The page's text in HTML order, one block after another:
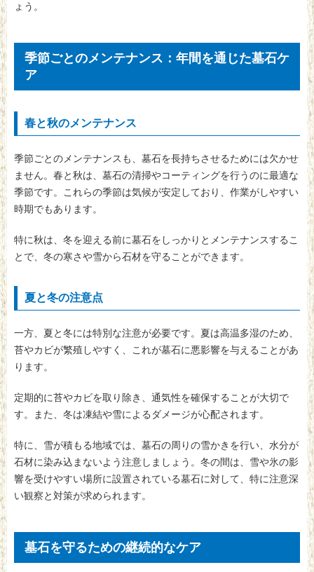
ょう。
季節ごとのメンテナンス：年間を通じた墓石ケ
ア
春と秋のメンテナンス
季節ごとのメンテナンスも、墓石を長持ちさせるためには欠かせ
ません。春と秋は、墓石の清掃やコーティングを行うのに最適な
季節です。これらの季節は気候が安定しており、作業がしやすい
時期でもあります。
特に秋は、冬を迎える前に墓石をしっかりとメンテナンスするこ
とで、冬の寒さや雪から石材を守ることができます。
夏と冬の注意点
一方、夏と冬には特別な注意が必要です。夏は高温多湿のため、
苔やカビが繁殖しやすく、これが墓石に悪影響を与えることがあ
ります。
定期的に苔やカビを取り除き、通気性を確保することが大切で
す。また、冬は凍結や雪によるダメージが心配されます。
特に、雪が積もる地域では、墓石の周りの雪かきを行い、水分が
石材に染み込まないよう注意しましょう。冬の間は、雪や氷の影
響を受けやすい場所に設置されている墓石に対して、特に注意深
い観察と対策が求められます。
墓石を守るための継続的なケア